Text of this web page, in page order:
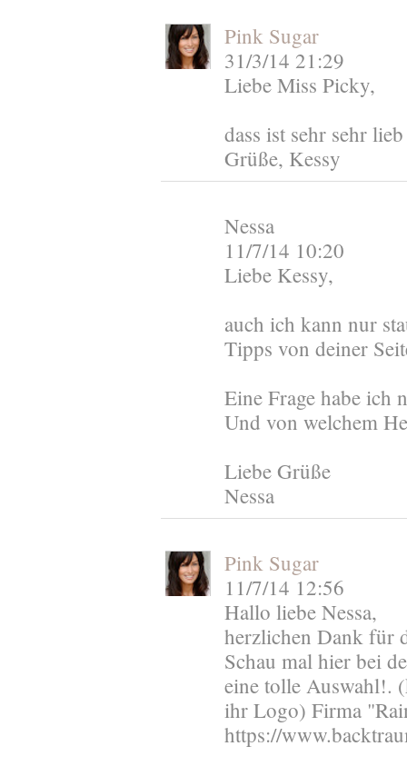
Pink Sugar
31/3/14 21:29
Liebe Miss Picky,
dass ist sehr sehr
Grüße, Kessy
Nessa
11/7/14 10:20
Liebe Kessy,
auch ich kann nur
Tipps von deiner
Eine Frage habe ich
Und von welchem
Liebe Grüße
Nessa
Pink Sugar
11/7/14 12:56
Hallo liebe Nessa,
herzlichen Dank für
Schau mal hier bei
eine tolle Auswahl!.
ihr Logo) Firma
https://